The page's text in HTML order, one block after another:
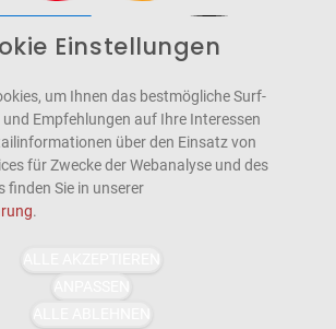
WCAG-2.1-AA
Einstellungen
um Ihnen das bestmögliche Surf-
und Empfehlungen auf Ihre Interessen
über den Einsatz von
für Zwecke der Webanalyse und des
finden Sie in unserer
.
ALLE AKZEPTIEREN
ANPASSEN
ALLE ABLEHNEN